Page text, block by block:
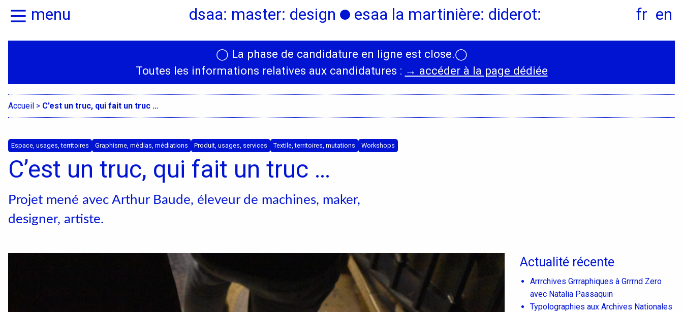
menu dsaa: master: design esaa la martinière: diderot: fr en
Présentation
médiations
Territoires
Produit, usages,
services
Textile, territoires,
International Diplômes
partenariats
◯ La phase de candidature en ligne est close.◯
Toutes les informations relatives aux candidatures : → accéder à la page dédiée
Accueil > C’est un truc, qui fait un truc …
Espace, usages, territoires Graphisme, médias, médiations Produit, usages, services Textile, territoires, mutations Workshops
C’est un truc, qui fait un truc …
Projet mené avec Arthur Baude, éleveur de machines, maker,
designer, artiste.
Actualité récente
Arrrchives Grrraphiques à Grrrnd Zero
avec Natalia Passaquin
Typolographies aux Archives Nationales